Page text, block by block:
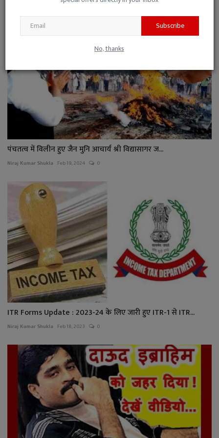
Subscribe
No, thanks
पंचतत्व में विलीन हुए जैन मुनि आचार्य श्री विद्यासागर ज...
Niraj Kumar Shukla Feb 19, 2024 0
ITR Forms Update : 2023-24 के लिए जारी हुए ITR-1 से ITR...
Niraj Kumar Shukla Feb 18, 2023 0